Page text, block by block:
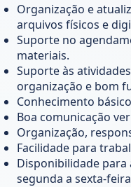
Organização e
arquivos físicos e
Suporte no
materiais.
Suporte às
organização e bom
Conhecimento
Boa comunicação
Organização,
Facilidade para
Disponibilidade para
segunda a sexta-